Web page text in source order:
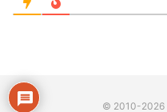
© 2010-2026